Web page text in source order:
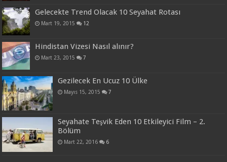
Gelecekte Trend Olacak 10 Seyahat Rotası
Mart 19, 2015 12
Hindistan Vizesi Nasıl alınır?
Mart 23, 2015 7
Gezilecek En Ucuz 10 Ülke
Mayıs 15, 2015 7
Seyahate Teşvik Eden 10 Etkileyici Film – 2.
Bölüm
Mart 22, 2016 6